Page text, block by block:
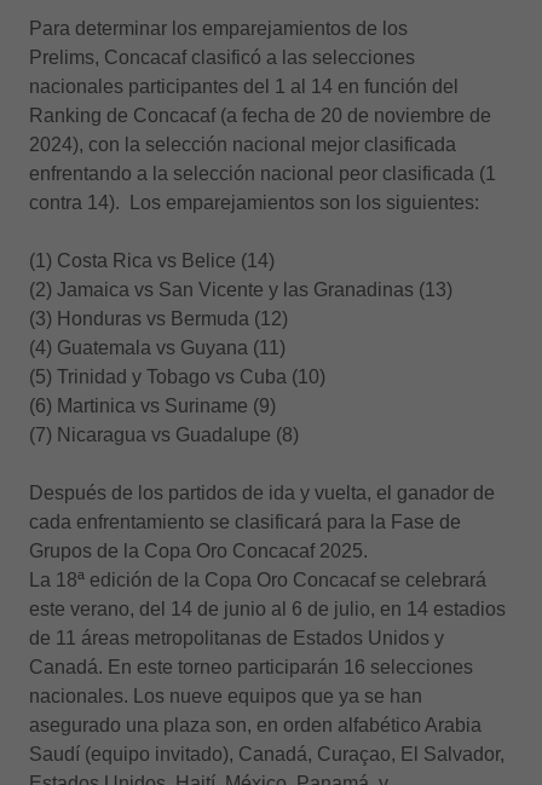
Para determinar los emparejamientos de los
Prelims, Concacaf clasificó a las selecciones
nacionales participantes del 1 al 14 en función del
Ranking de Concacaf (a fecha de 20 de noviembre de
2024), con la selección nacional mejor clasificada
enfrentando a la selección nacional peor clasificada (1
contra 14). Los emparejamientos son los siguientes:
(1) Costa Rica vs Belice (14)
(2) Jamaica vs San Vicente y las Granadinas (13)
(3) Honduras vs Bermuda (12)
(4) Guatemala vs Guyana (11)
(5) Trinidad y Tobago vs Cuba (10)
(6) Martinica vs Suriname (9)
(7) Nicaragua vs Guadalupe (8)
Después de los partidos de ida y vuelta, el ganador de
cada enfrentamiento se clasificará para la Fase de
Grupos de la Copa Oro Concacaf 2025.
La 18ª edición de la Copa Oro Concacaf se celebrará
este verano, del 14 de junio al 6 de julio, en 14 estadios
de 11 áreas metropolitanas de Estados Unidos y
Canadá. En este torneo participarán 16 selecciones
nacionales. Los nueve equipos que ya se han
asegurado una plaza son, en orden alfabético Arabia
Saudí (equipo invitado), Canadá, Curaçao, El Salvador,